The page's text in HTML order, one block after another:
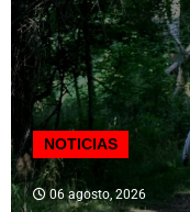
NOTICIAS
06 agosto, 2026